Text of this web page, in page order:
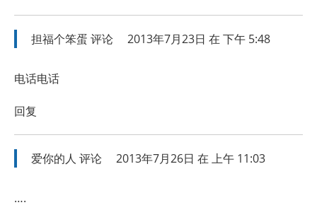
担福个笨蛋 评论 2013年7月23日 在 下午 5:48
电话电话
回复
爱你的人 评论 2013年7月26日 在 上午 11:03
….